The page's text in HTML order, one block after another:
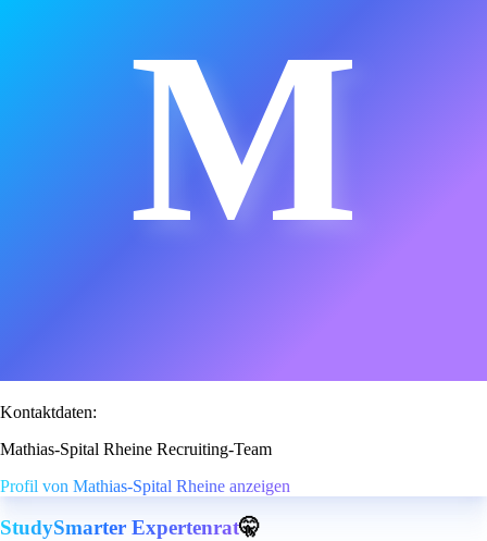
M
Kontaktdaten:
Mathias-Spital Rheine Recruiting-Team
Profil von Mathias-Spital Rheine anzeigen
StudySmarter Expertenrat🤫